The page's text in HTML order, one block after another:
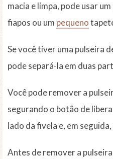
macia e limpa, pode usar
fiapos ou um pequeno
Se você tiver uma pulseira
pode separá-la em duas
Você pode remover a
segurando o botão de
lado da fivela e, em
Antes de remover a